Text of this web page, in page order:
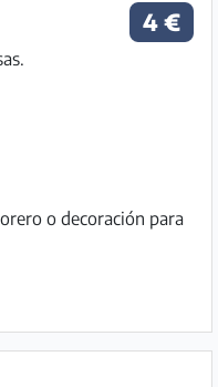
4 €
o decoración para